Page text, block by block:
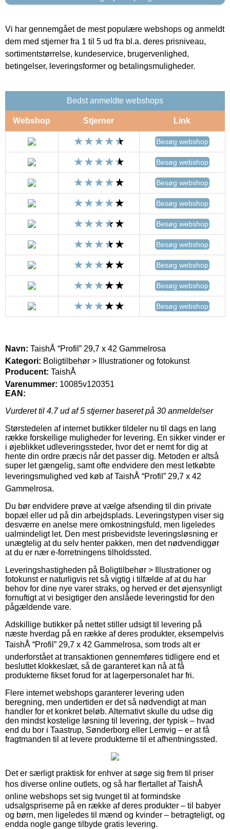
Vi har gennemgået de mest populære webshops og anmeldt
dem med stjerner fra 1 til 5 ud fra bl.a. deres prisniveau,
sortimentstørrelse, kundeservice, brugervenlighed,
betingelser, leveringsformer og betalingsmuligheder.
Bedst anmeldte webshops
Webshop Stjerner Link
Besøg webshop
Besøg webshop
Besøg webshop
Besøg webshop
Besøg webshop
Besøg webshop
Besøg webshop
Besøg webshop
Besøg webshop
Navn: TaishÅ “Profil” 29,7 x 42 Gammelrosa
Kategori: Boligtilbehør > Illustrationer og fotokunst
Producent: TaishÅ
Varenummer: 10085v120351
EAN:
Vurderet til 4.7ud af 5 stjerner baseret på 30 anmeldelser
Størstedelen af internet butikker tildeler nu til dags en lang
række forskellige muligheder for levering. En sikker vinder er
i øjeblikket udleveringssteder, hvor det er nemt for dig at
hente din ordre præcis når det passer dig. Metoden er altså
super let gængelig, samt ofte endvidere den mest letkøbte
leveringsmulighed ved køb af TaishÅ “Profil” 29,7 x 42
Gammelrosa.
Du bør endvidere prøve at vælge afsending til din private
bopæl eller ud på din arbejdsplads. Leveringstypen viser sig
desværre en anelse mere omkostningsfuld, men ligeledes
ualmindeligt let. Den mest prisbevidste leveringsløsning er
unægtelig at du selv henter pakken, men det nødvendiggør
at du er nær e-forretningens tilholdssted.
Leveringshastigheden på Boligtilbehør > Illustrationer og
fotokunst er naturligvis ret så vigtig i tilfælde af at du har
behov for dine nye varer straks, og herved er det øjensynligt
fornuftigt at vi besigtiger den anslåede leveringstid for den
pågældende vare.
Adskillige butikker på nettet stiller udsigt til levering på
næste hverdag på en række af deres produkter, eksempelvis
TaishÅ “Profil” 29,7 x 42 Gammelrosa, som trods alt er
underforstået at transaktionen gennemføres tidligere end et
besluttet klokkeslæt, så de garanteret kan nå at få
produkterne fikset forud for at lagerpersonalet har fri.
Flere internet webshops garanterer levering uden
beregning, men undertiden er det så nødvendigt at man
handler for et konkret beløb. Alternativt skulle du udse dig
den mindst kostelige løsning til levering, der typisk – hvad
end du bor i Taastrup, Sønderborg eller Lemvig – er at få
fragtmanden til at levere produkterne til et afhentningssted.
Det er særligt praktisk for enhver at søge sig frem til priser
hos diverse online outlets, og så har flertallet af TaishÅ
online webshops set sig tvunget til at formindske
udsalgspriserne på en række af deres produkter – til babyer
og børn, men ligeledes til mænd og kvinder – betragteligt, og
endda nogle gange tilbyde gratis levering.